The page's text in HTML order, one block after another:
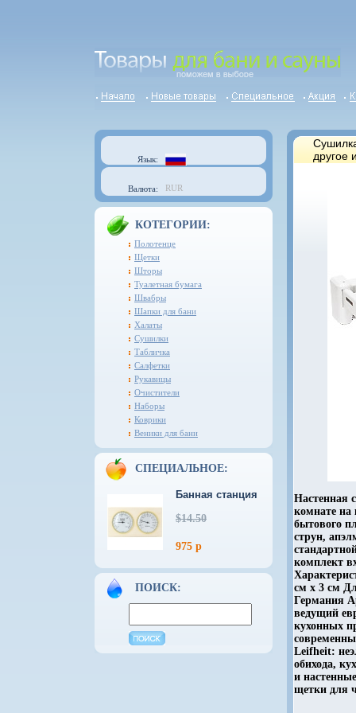
Язык:
Валюта: RUR
КОТЕГОРИИ:
Полотенце
Щетки
Шторы
Туалетная бумага
Швабры
Шапки для бани
Халаты
Сушилки
Табличка
Салфетки
Рукавицы
Очистители
Наборы
Коврики
Веники для бани
СПЕЦИАЛЬНОЕ:
Банная станция
$14.50
975 р
ПОИСК:
другое
Настенная
комнате на
бытового
струн,
комплект
см х 3 см
Германия
ведущий
кухонных
Leifheit:
обихода,
и
щетки для